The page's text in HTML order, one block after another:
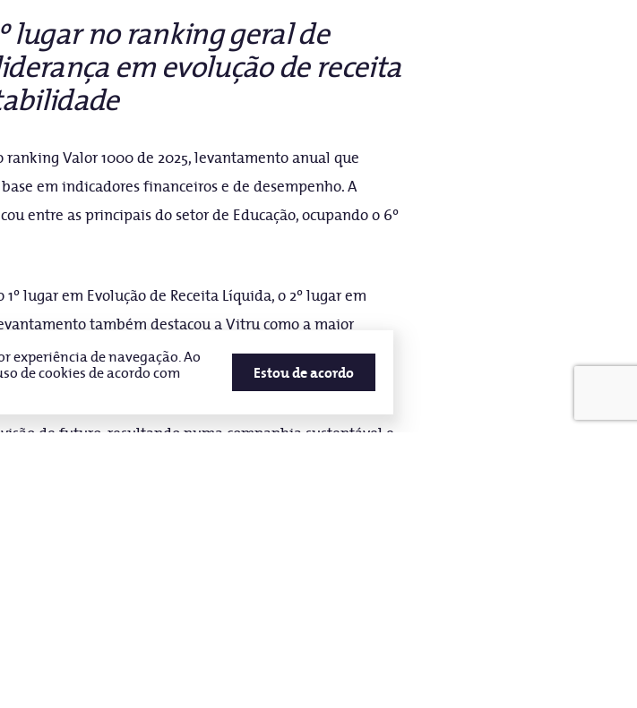
lugar no ranking geral de
em evolução de receita
Valor 1000 de 2025, levantamento anual que
em indicadores financeiros e de desempenho. A
entre as principais do setor de Educação, ocupando o 6º
lugar em Evolução de Receita Líquida, o 2º lugar em
também destacou a Vitru como a maior
sediadas na região.
novas possibilidades, e que essas possibilidades
de futuro, resultando numa companhia sustentável e
experiência de navegação. Ao
de cookies de acordo com Estou de acordo